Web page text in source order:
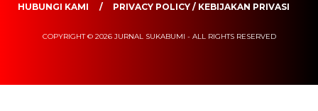
HUBUNGI KAMI
PRIVACY POLICY / KEBIJAKAN PRIVASI
COPYRIGHT © 2026 JURNAL SUKABUMI - ALL RIGHTS RESERVED